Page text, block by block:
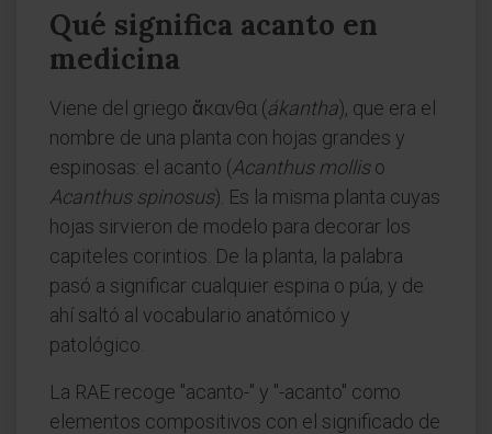
Qué significa acanto en
medicina
Viene del griego ἄκανθα (ákantha), que era el
nombre de una planta con hojas grandes y
espinosas: el acanto (Acanthus molliso
Acanthus spinosus). Es la misma planta cuyas
hojas sirvieron de modelo para decorar los
capiteles corintios. De la planta, la palabra
pasó a significar cualquier espina o púa, y de
ahí saltó al vocabulario anatómico y
patológico.
La RAE recoge "acanto-" y "-acanto" como
elementos compositivos con el significado de